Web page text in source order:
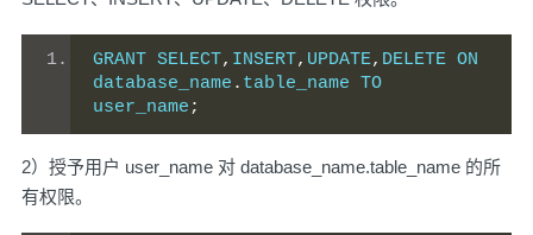
GRANT SELECT, INSERT, UPDATE, DELETE ON
database_name . table_name TO
user_name ;
2）授予用户 user_name 对 database_name.table_name 的所
有权限。